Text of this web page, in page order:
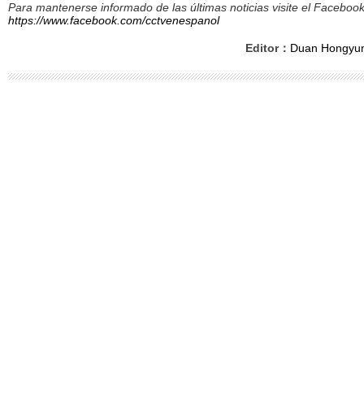
Para mantenerse informado de las últimas noticias visite el
https://www.facebook.com/cctvenespanol
Editor： Duan